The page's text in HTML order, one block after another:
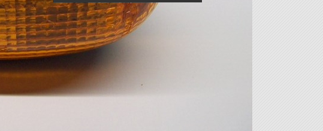
FRECCIA: UNIVERSALE
CROMATA PER MOTO /
CICLOMOTORE
5.00 €